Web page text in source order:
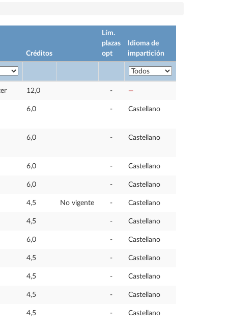
Créditos
Lím.
plazas
opt
Idioma de
impartición
12,0 - —
6,0 - Castellano
6,0 - Castellano
6,0 - Castellano
6,0 - Castellano
4,5 No vigente - Castellano
4,5 - Castellano
6,0 - Castellano
4,5 - Castellano
4,5 - Castellano
4,5 - Castellano
4,5 - Castellano